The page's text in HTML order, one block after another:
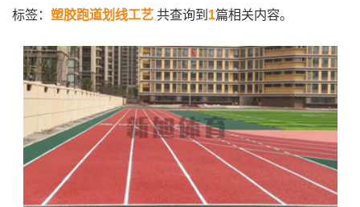
标签： 塑胶跑道划线工艺 共查询到 1篇相关内容。